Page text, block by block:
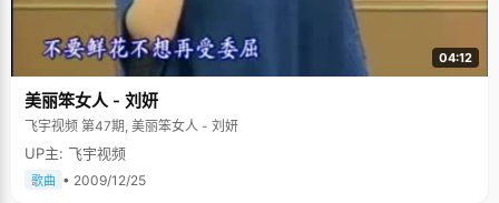
04:12
美丽笨女人 - 刘妍
飞宇视频 第47期, 美丽笨女人 - 刘妍
UP主: 飞宇视频
歌曲 • 2009/12/25